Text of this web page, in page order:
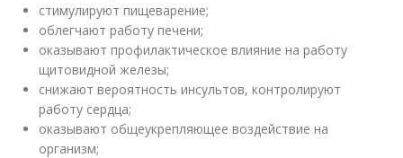
стимулируют пищеварение;
облегчают работу печени;
оказывают профилактическое влияние на работу
щитовидной железы;
снижают вероятность инсультов, контролируют
работу сердца;
оказывают общеукрепляющее воздействие на
организм;